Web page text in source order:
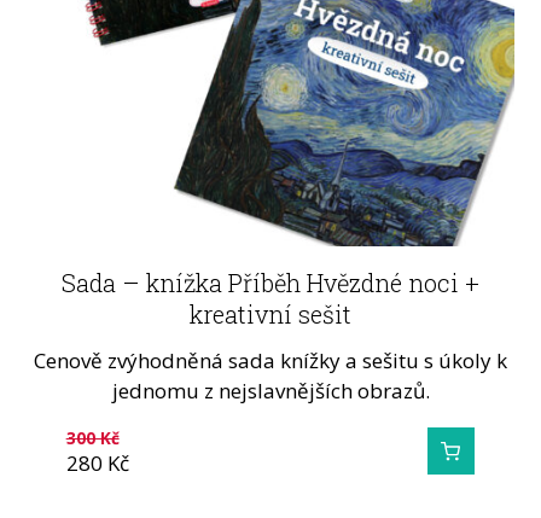
Sada – knížka Příběh Hvězdné noci +
kreativní sešit
Cenově zvýhodněná sada knížky a sešitu s úkoly k
jednomu z nejslavnějších obrazů.
300Kč
280 Kč